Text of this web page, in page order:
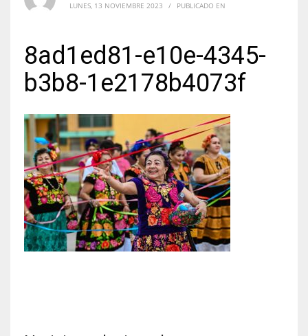
LUNES, 13 NOVIEMBRE 2023 / PUBLICADO EN
8ad1ed81-e10e-4345-
b3b8-1e2178b4073f